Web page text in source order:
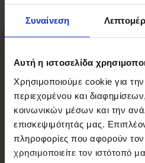
Συναίνεση
Αυτή η ιστοσελίδα
Χρησιμοποιούμε cookie για
περιεχομένου και
κοινωνικών μέσων και την
επισκεψιμότητάς μας.
πληροφορίες που αφορούν
χρησιμοποιείτε τον ιστότοπό
Σχετικά
-15%